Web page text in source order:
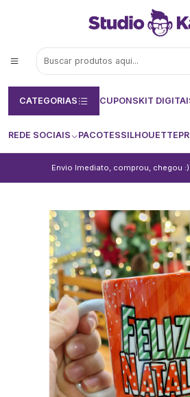
CATEGORIAS CUPONSKIT
REDE SOCIAIS PACOTESSILHOUETTE
Envio Imediato, comprou, chegou :)